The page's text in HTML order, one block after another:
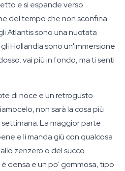
e si espande verso
del tempo che non sconfina
Atlantis sono una nuotata
Hollandia sono un'immersione
vai più in fondo, ma ti senti
di noce e un retrogusto
non sarà la cosa più
La maggior parte
e li manda giù con qualcosa
zenzero o del succo
densa e un po' gommosa, tipo